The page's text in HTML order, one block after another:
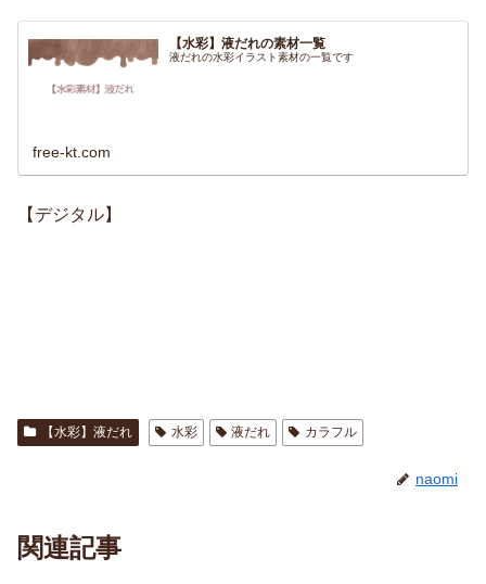
【水彩】液だれの素材一覧
液だれの水彩イラスト素材の一覧です
free-kt.com
【デジタル】
【水彩】液だれ 水彩 液だれ カラフル
naomi
関連記事